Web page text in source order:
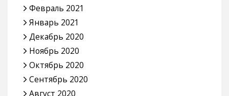
Февраль 2021
Январь 2021
Декабрь 2020
Ноябрь 2020
Октябрь 2020
Сентябрь 2020
Август 2020